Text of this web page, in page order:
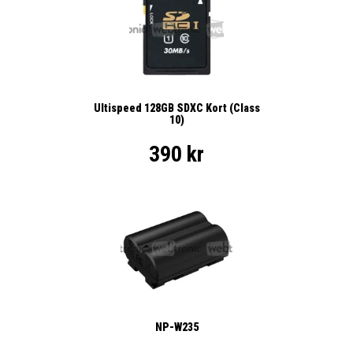
Ultispeed 128GB SDXC Kort (Class
10)
390 kr
NP-W235